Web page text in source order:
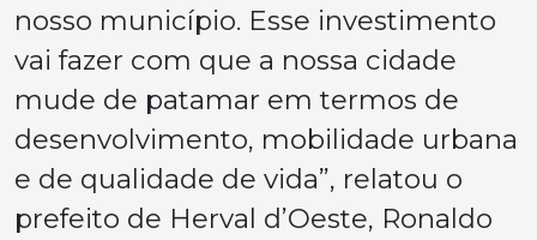
nosso município. Esse investimento
vai fazer com que a nossa cidade
mude de patamar em termos de
desenvolvimento, mobilidade urbana
e de qualidade de vida”, relatou o
prefeito de Herval d’Oeste, Ronaldo